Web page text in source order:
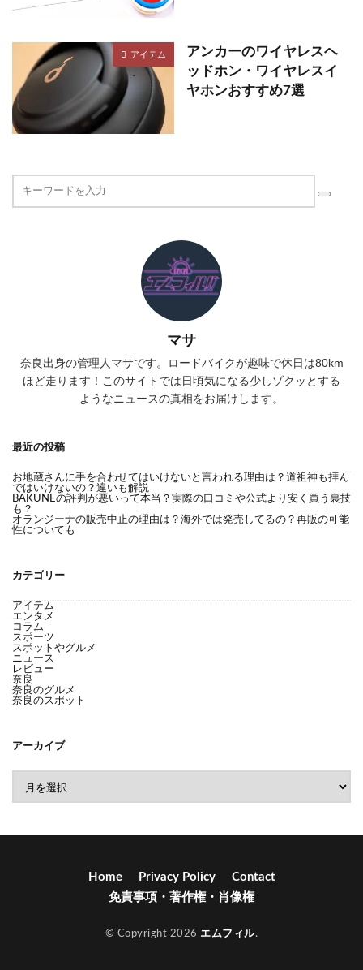
アイテム
アンカーのワイヤレスヘ
ッドホン・ワイヤレスイ
ヤホンおすすめ7選
マサ
奈良出身の管理人マサです。ロードバイクが趣味で休日は80km
ほど走ります！このサイトでは日頃気になる少しゾクッとする
ようなニュースの真相をお届けします。
最近の投稿
お地蔵さんに手を合わせてはいけないと言われる理由は？道祖神も拝ん
ではいけないの？違いも解説
BAKUNEの評判が悪いって本当？実際の口コミや公式より安く買う裏技
も？
オランジーナの販売中止の理由は？海外では発売してるの？再販の可能
性についても
カテゴリー
アイテム
エンタメ
コラム
スポーツ
スポットやグルメ
ニュース
レビュー
奈良
奈良のグルメ
奈良のスポット
アーカイブ
Home Privacy Policy
Contact
免責事項・著作権・肖像権
© Copyright 2026 エムフィル.